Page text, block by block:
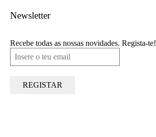
Newsletter
Recebe todas as nossas novidades. Regista-te!